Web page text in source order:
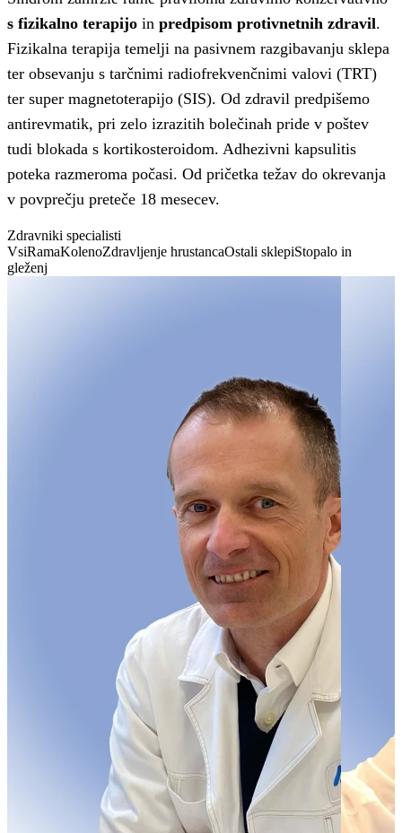
s fizikalno terapijo in predpisom protivnetnih zdravil.
Fizikalna terapija temelji na pasivnem razgibavanju sklepa
ter obsevanju s tarčnimi radiofrekvenčnimi valovi (TRT)
ter super magnetoterapijo (SIS). Od zdravil predpišemo
antirevmatik, pri zelo izrazitih bolečinah pride v poštev
tudi blokada s kortikosteroidom. Adhezivni kapsulitis
poteka razmeroma počasi. Od pričetka težav do okrevanja
v povprečju preteče 18 mesecev.
Zdravniki specialisti
VsiRamaKolenoZdravljenje hrustancaOstali sklepiStopalo in
gleženj